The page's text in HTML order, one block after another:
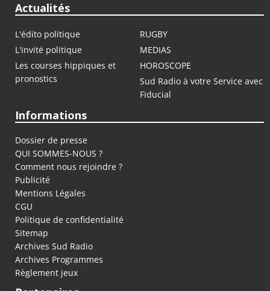
Actualités
L'édito politique
RUGBY
L'invité politique
MEDIAS
Les courses hippiques et
pronostics
HOROSCOPE
Sud Radio à votre Service avec
Fiducial
Informations
Dossier de presse
QUI SOMMES-NOUS ?
Comment nous rejoindre ?
Publicité
Mentions Légales
CGU
Politique de confidentialité
Sitemap
Archives Sud Radio
Archives Programmes
Règlement jeux